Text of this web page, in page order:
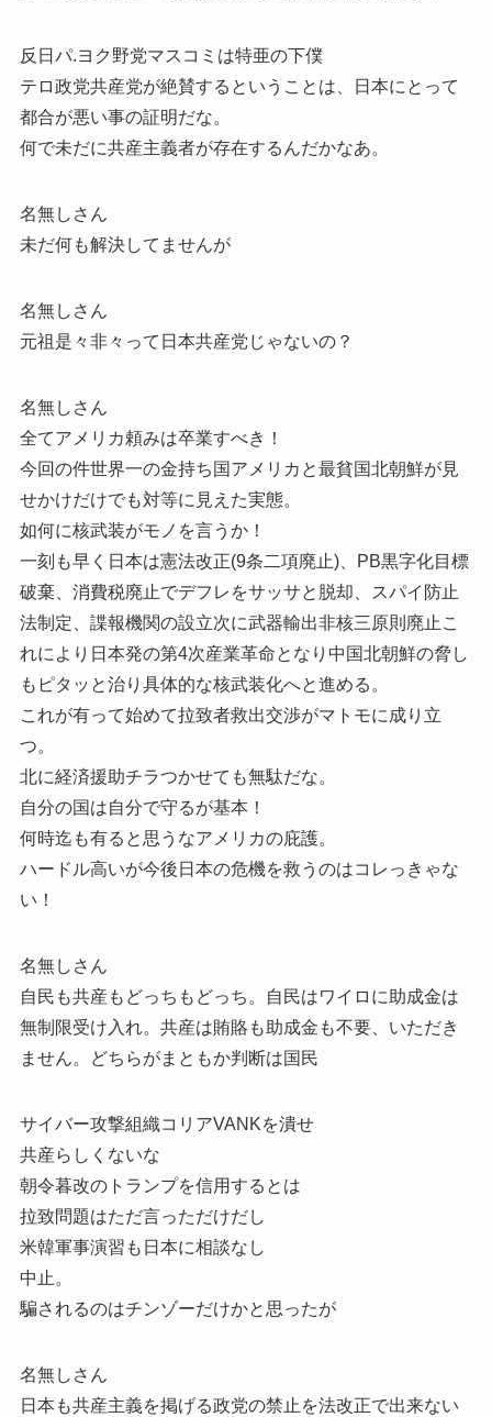
反日パ.ヨク野党マスコミは特亜の下僕
テロ政党共産党が絶賛するということは、日本にとって
都合が悪い事の証明だな。
何で未だに共産主義者が存在するんだかなあ。
名無しさん
未だ何も解決してませんが
名無しさん
元祖是々非々って日本共産党じゃないの？
名無しさん
全てアメリカ頼みは卒業すべき！
今回の件世界一の金持ち国アメリカと最貧国北朝鮮が見
せかけだけでも対等に見えた実態。
如何に核武装がモノを言うか！
一刻も早く日本は憲法改正(9条二項廃止)、PB黒字化目標
破棄、消費税廃止でデフレをサッサと脱却、スパイ防止
法制定、諜報機関の設立次に武器輸出非核三原則廃止こ
れにより日本発の第4次産業革命となり中国北朝鮮の脅し
もピタッと治り具体的な核武装化へと進める。
これが有って始めて拉致者救出交渉がマトモに成り立
つ。
北に経済援助チラつかせても無駄だな。
自分の国は自分で守るが基本！
何時迄も有ると思うなアメリカの庇護。
ハードル高いが今後日本の危機を救うのはコレっきゃな
い！
名無しさん
自民も共産もどっちもどっち。自民はワイロに助成金は
無制限受け入れ。共産は賄賂も助成金も不要、いただき
ません。どちらがまともか判断は国民
サイバー攻撃組織コリアVANKを潰せ
共産らしくないな
朝令暮改のトランプを信用するとは
拉致問題はただ言っただけだし
米韓軍事演習も日本に相談なし
中止。
騙されるのはチンゾーだけかと思ったが
名無しさん
日本も共産主義を掲げる政党の禁止を法改正で出来ない